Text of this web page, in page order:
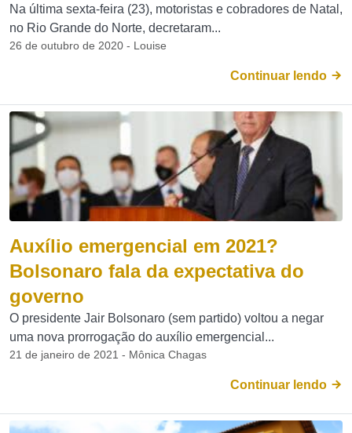
Na última sexta-feira (23), motoristas e cobradores de Natal,
no Rio Grande do Norte, decretaram...
26 de outubro de 2020 - Louise
Continuar lendo
Auxílio emergencial em 2021?
Bolsonaro fala da expectativa do
governo
O presidente Jair Bolsonaro (sem partido) voltou a negar
uma nova prorrogação do auxílio emergencial...
21 de janeiro de 2021 - Mônica Chagas
Continuar lendo